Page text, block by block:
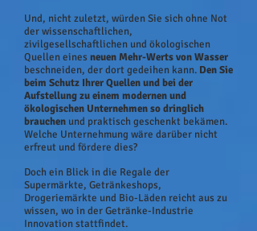
Und, nicht zuletzt, würden Sie sich ohne Not
der wissenschaftlichen,
zivilgesellschaftlichen und ökologischen
Quellen eines neuen Mehr-Werts von Wasser
beschneiden, der dort gedeihen kann. Den Sie
beim Schutz Ihrer Quellen und bei der
Aufstellung zu einem modernen und
ökologischen Unternehmen so dringlich
brauchen und praktisch geschenkt bekämen.
Welche Unternehmung wäre darüber nicht
erfreut und fördere dies?
Doch ein Blick in die Regale der
Supermärkte, Getränkeshops,
Drogeriemärkte und Bio-Läden reicht aus zu
wissen, wo in der Getränke-Industrie
Innovation stattfindet.